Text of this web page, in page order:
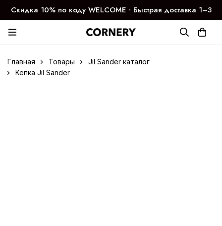
Скидка 10% по коду WELCOME ∙ Быстрая доставка 1–3
дня
Главная Товары
Jil Sander каталог
Кепка Jil Sander